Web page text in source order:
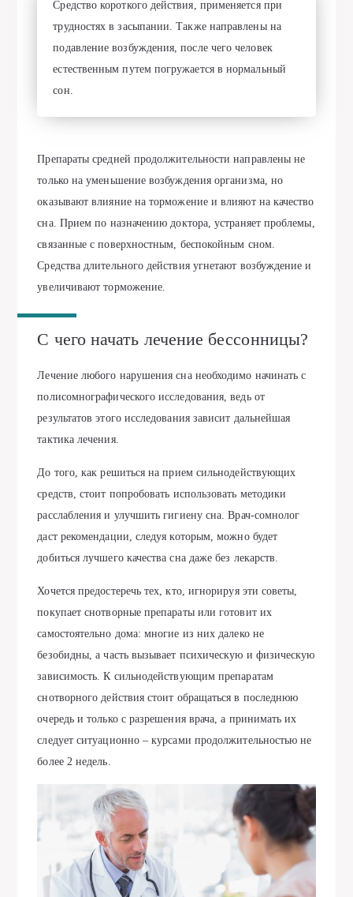
Средство короткого действия, применяется при
трудностях в засыпании. Также направлены на
подавление возбуждения, после чего человек
естественным путем погружается в нормальный
сон.
Препараты средней продолжительности направлены не
только на уменьшение возбуждения организма, но
оказывают влияние на торможение и влияют на качество
сна. Прием по назначению доктора, устраняет проблемы,
связанные с поверхностным, беспокойным сном.
Средства длительного действия угнетают возбуждение и
увеличивают торможение.
С чего начать лечение бессонницы?
Лечение любого нарушения сна необходимо начинать с
полисомнографического исследования, ведь от
результатов этого исследования зависит дальнейшая
тактика лечения.
До того, как решиться на прием сильнодействующих
средств, стоит попробовать использовать методики
расслабления и улучшить гигиену сна. Врач-сомнолог
даст рекомендации, следуя которым, можно будет
добиться лучшего качества сна даже без лекарств.
Хочется предостеречь тех, кто, игнорируя эти советы,
покупает снотворные препараты или готовит их
самостоятельно дома: многие из них далеко не
безобидны, а часть вызывает психическую и физическую
зависимость. К сильнодействующим препаратам
снотворного действия стоит обращаться в последнюю
очередь и только с разрешения врача, а принимать их
следует ситуационно – курсами продолжительностью не
более 2 недель.